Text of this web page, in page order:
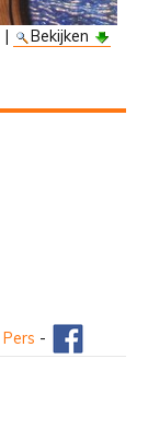
|
Bekijken
Pers -